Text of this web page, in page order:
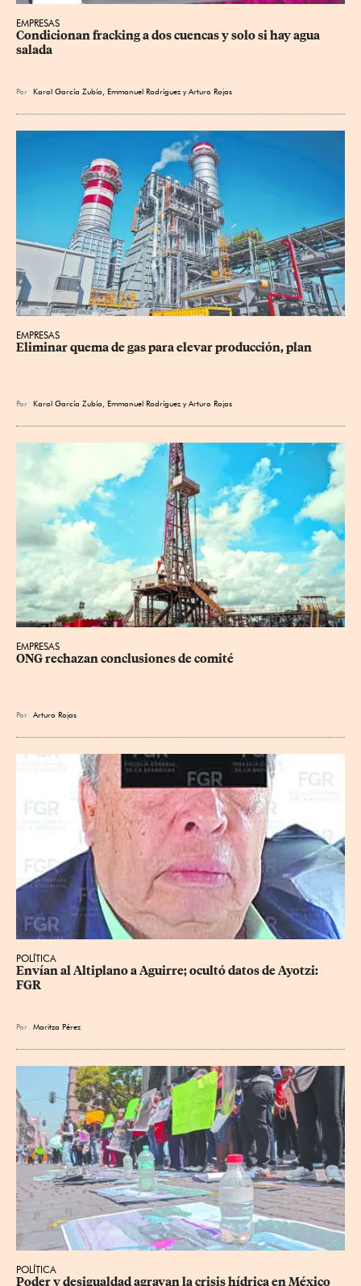
EMPRESAS
Condicionan fracking a dos cuencas y solo si hay agua
salada
Por Karol García Zubía Emmanuel Rodríguez yArturo Rojas
EMPRESAS
Eliminar quema de gas para elevar producción, plan
Por Karol García Zubía Emmanuel Rodríguez yArturo Rojas
EMPRESAS
ONG rechazan conclusiones de comité
Por Arturo Rojas
POLÍTICA
Envían al Altiplano a Aguirre; ocultó datos de Ayotzi:
FGR
Por Maritza Pérez
POLÍTICA
Poder y desigualdad agravan la crisis hídrica en México